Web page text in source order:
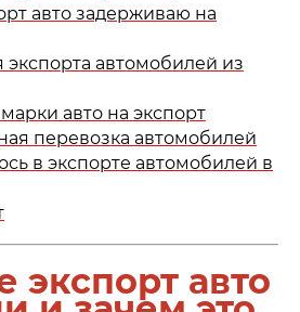
авто задерживаю на
автомобилей из
авто на экспорт
перевозка автомобилей
в экспорте автомобилей в
экспорт авто